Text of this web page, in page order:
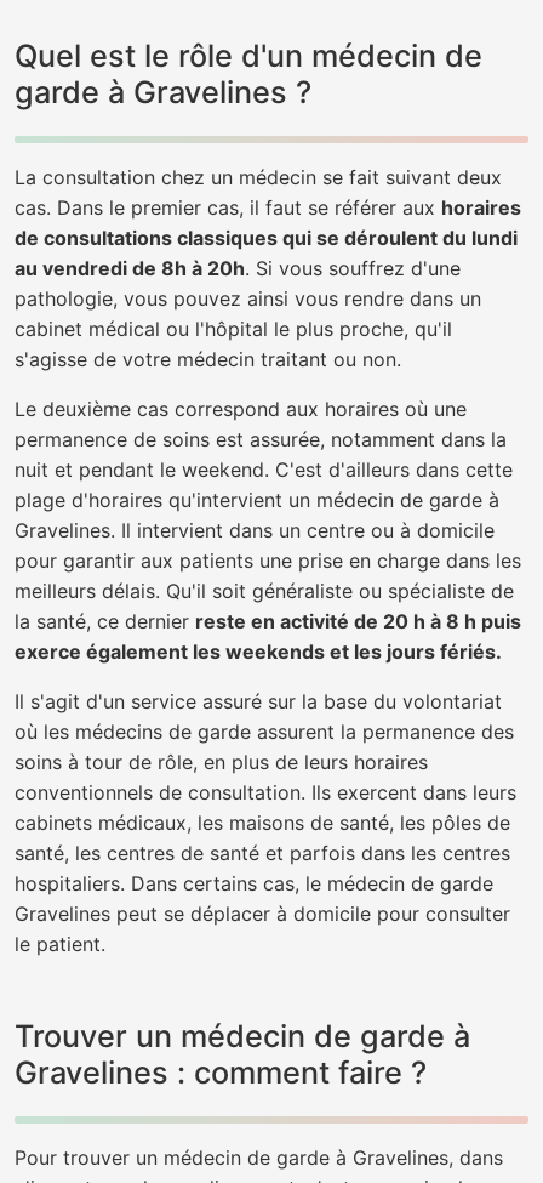
Quel est le rôle d'un médecin de
garde à Gravelines ?
La consultation chez un médecin se fait suivant deux
cas. Dans le premier cas, il faut se référer aux horaires
de consultations classiques qui se déroulent du lundi
au vendredi de 8h à 20h. Si vous souffrez d'une
pathologie, vous pouvez ainsi vous rendre dans un
cabinet médical ou l'hôpital le plus proche, qu'il
s'agisse de votre médecin traitant ou non.
Le deuxième cas correspond aux horaires où une
permanence de soins est assurée, notamment dans la
nuit et pendant le weekend. C'est d'ailleurs dans cette
plage d'horaires qu'intervient un médecin de garde à
Gravelines. Il intervient dans un centre ou à domicile
pour garantir aux patients une prise en charge dans les
meilleurs délais. Qu'il soit généraliste ou spécialiste de
la santé, ce dernier reste en activité de 20 h à 8 h puis
exerce également les weekends et les jours fériés.
Il s'agit d'un service assuré sur la base du volontariat
où les médecins de garde assurent la permanence des
soins à tour de rôle, en plus de leurs horaires
conventionnels de consultation. Ils exercent dans leurs
cabinets médicaux, les maisons de santé, les pôles de
santé, les centres de santé et parfois dans les centres
hospitaliers. Dans certains cas, le médecin de garde
Gravelines peut se déplacer à domicile pour consulter
le patient.
Trouver un médecin de garde à
Gravelines : comment faire ?
Pour trouver un médecin de garde à Gravelines, dans